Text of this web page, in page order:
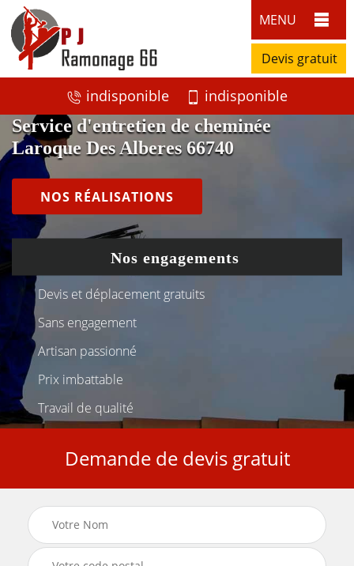
MENU
Devis gratuit
indisponible indisponible
Service d'entretien de cheminée
Laroque Des Alberes 66740
NOS RÉALISATIONS
Nos engagements
Devis et déplacement gratuits
Sans engagement
Artisan passionné
Prix imbattable
Travail de qualité
Demande de devis gratuit